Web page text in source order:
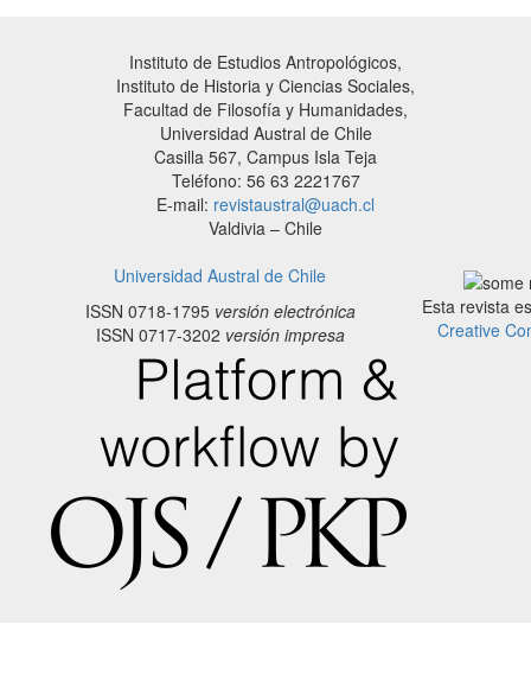
Instituto de Estudios Antropológicos,
Instituto de Historia y Ciencias Sociales,
Facultad de Filosofía y Humanidades,
Universidad Austral de Chile
Casilla 567, Campus Isla Teja
Teléfono: 56 63 2221767
E-mail: revistaustral@uach.cl
Valdivia – Chile
Universidad Austral de Chile
ISSN 0718-1795versión electrónica
ISSN 0717-3202 versión impresa
Esta revista
Creative